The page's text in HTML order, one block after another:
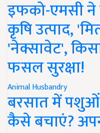
इफको-एमसी ने
कृषि उत्पाद,
'नेक्सावेट',
फसल सुरक्षा!
Animal Husbandry
बरसात में पशुओं
कैसे बचाएं?